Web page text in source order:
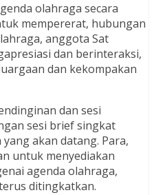
olahraga secara
mempererat, hubungan
anggota Sat
dan berinteraksi,
dan kekompakan
dan sesi
sesi brief singkat
akan datang. Para,
untuk menyediakan
agenda olahraga,
ditingkatkan.